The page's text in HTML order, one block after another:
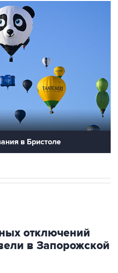
в Бристоле
отключений
в Запорожской